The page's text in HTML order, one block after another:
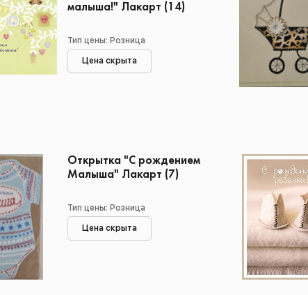
малыша!" Лакарт (14)
Тип цены: Розница
Цена скрыта
Открытка "С рождением
Малыша" Лакарт (7)
Тип цены: Розница
Цена скрыта